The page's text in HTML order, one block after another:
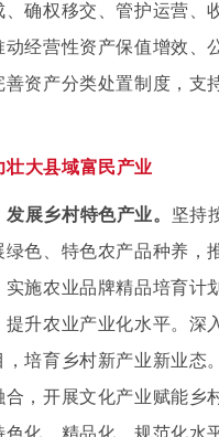
、确权移交、管护运营、
动经营性资产保值增效、
善资产分类处置制度，支
壮大县域富民产业
发展乡村特色产业。 坚持
绿色、特色农产品种养，
实施农业品牌精品培育计
提升农业产业化水平。深
，培育乡村新产业新业态
合，开展文化产业赋能乡